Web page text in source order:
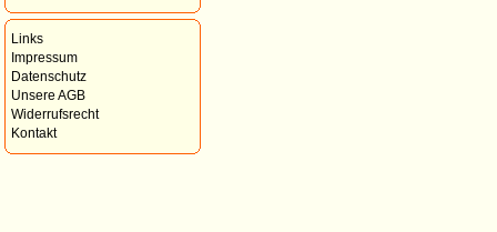
Links
Impressum
Datenschutz
Unsere AGB
Widerrufsrecht
Kontakt